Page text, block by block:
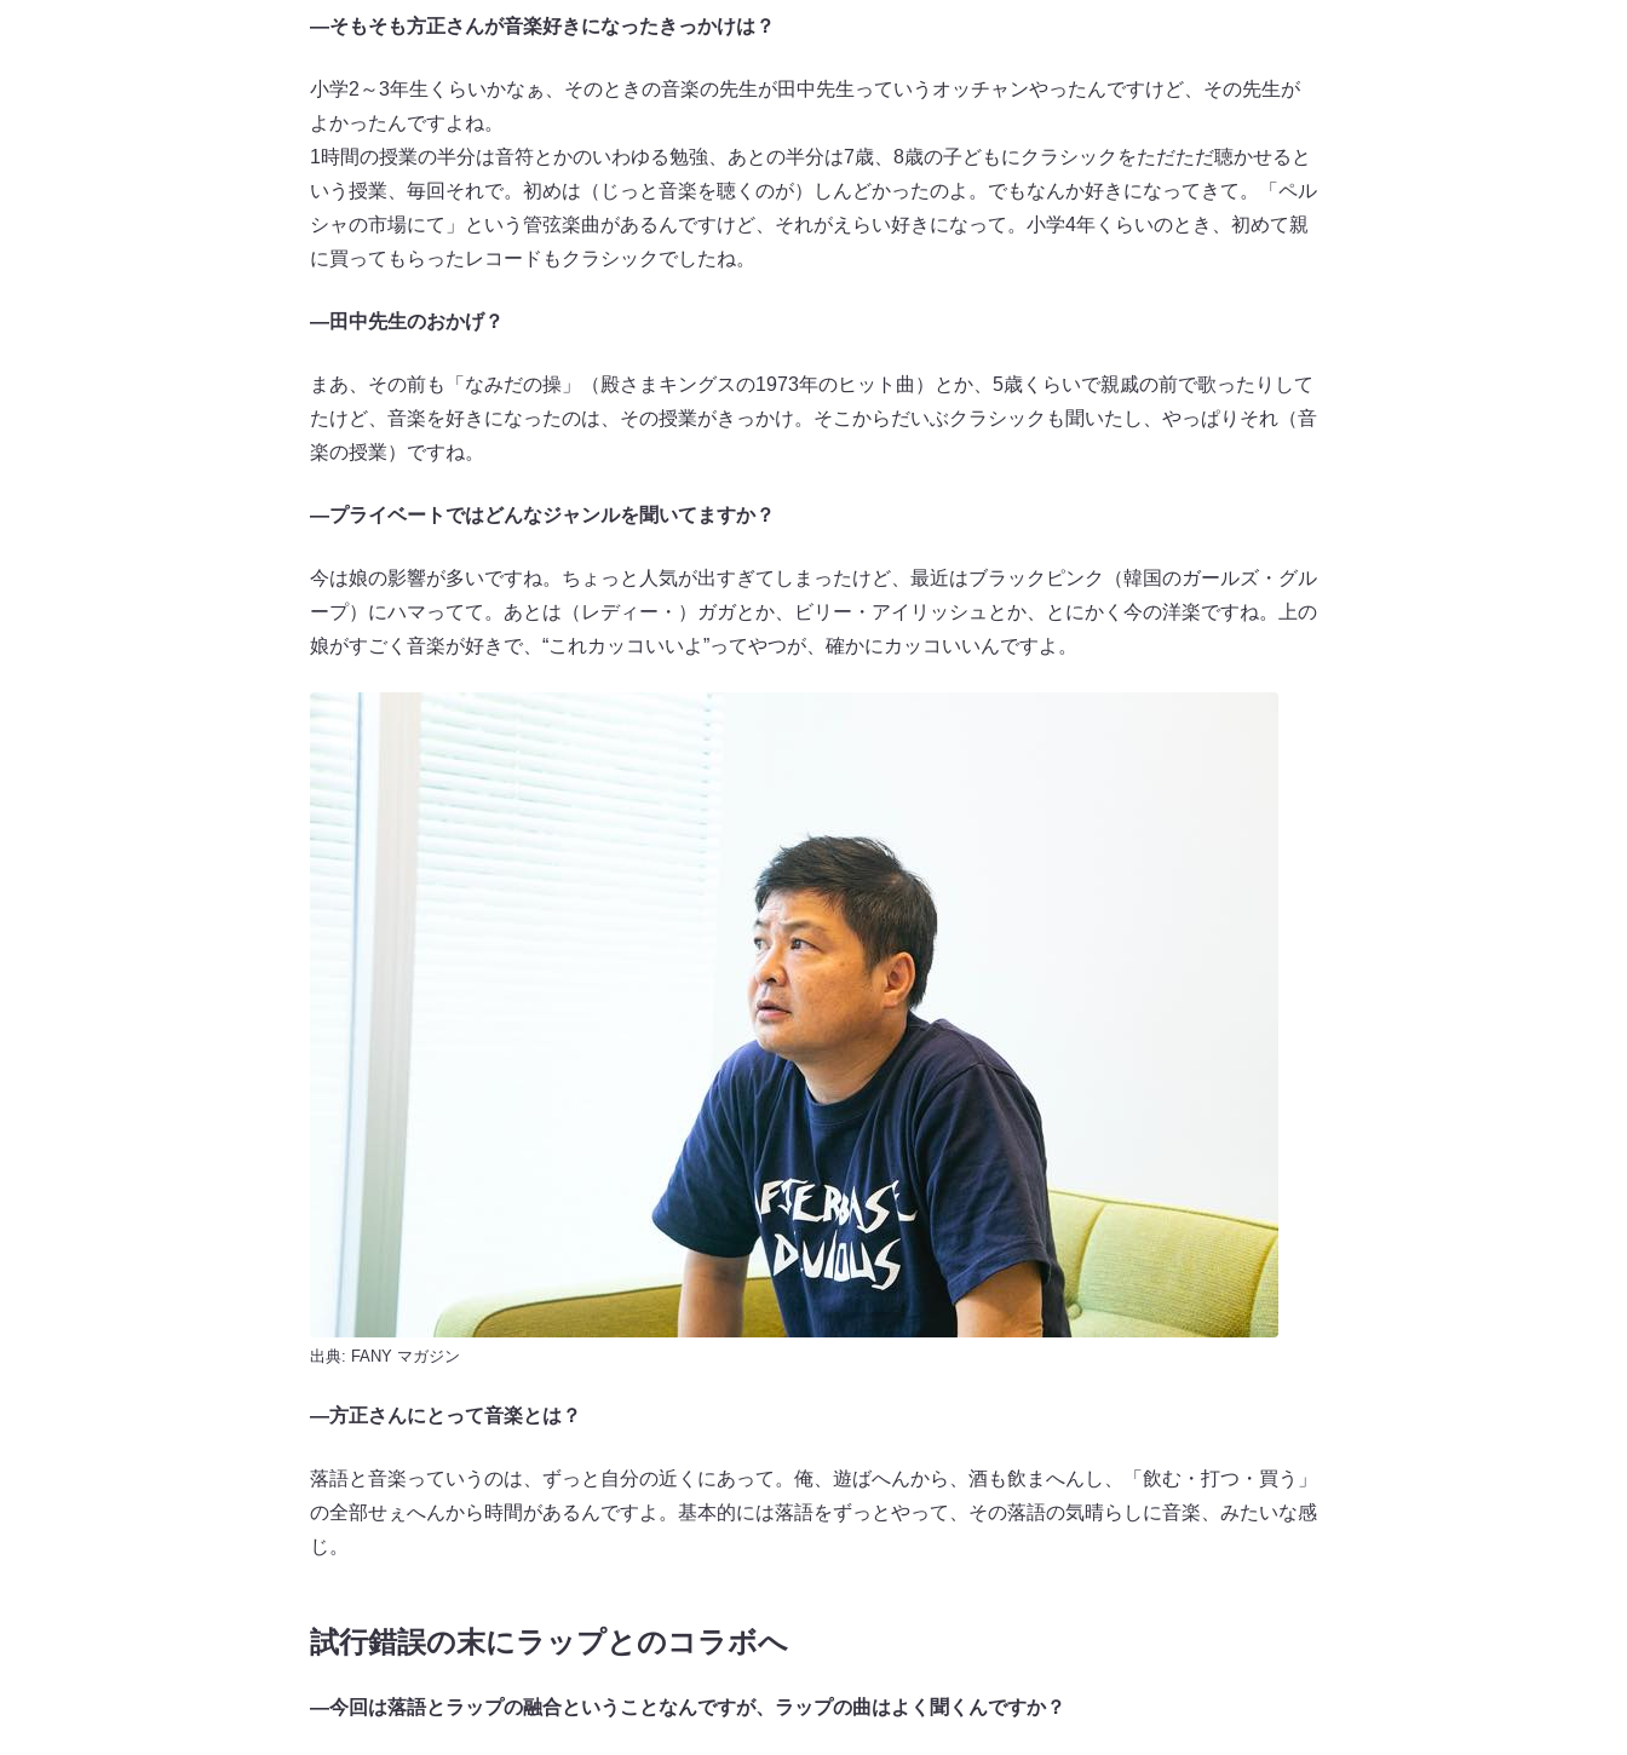
—そもそも方正さんが音楽好きになったきっかけは？
小学2～3年生くらいかなぁ、そのときの音楽の先生が田中先生っていうオッチャンやったんですけど、その先生が
よかったんですよね。
1時間の授業の半分は音符とかのいわゆる勉強、あとの半分は7歳、8歳の子どもにクラシックをただただ聴かせると
いう授業、毎回それで。初めは（じっと音楽を聴くのが）しんどかったのよ。でもなんか好きになってきて。「ペル
シャの市場にて」という管弦楽曲があるんですけど、それがえらい好きになって。小学4年くらいのとき、初めて親
に買ってもらったレコードもクラシックでしたね。
—田中先生のおかげ？
まあ、その前も「なみだの操」（殿さまキングスの1973年のヒット曲）とか、5歳くらいで親戚の前で歌ったりして
たけど、音楽を好きになったのは、その授業がきっかけ。そこからだいぶクラシックも聞いたし、やっぱりそれ（音
楽の授業）ですね。
—プライベートではどんなジャンルを聞いてますか？
今は娘の影響が多いですね。ちょっと人気が出すぎてしまったけど、最近はブラックピンク（韓国のガールズ・グル
ープ）にハマってて。あとは（レディー・）ガガとか、ビリー・アイリッシュとか、とにかく今の洋楽ですね。上の
娘がすごく音楽が好きで、“これカッコいいよ”ってやつが、確かにカッコいいんですよ。
出典: FANY マガジン
—方正さんにとって音楽とは？
落語と音楽っていうのは、ずっと自分の近くにあって。俺、遊ばへんから、酒も飲まへんし、「飲む・打つ・買う」
の全部せぇへんから時間があるんですよ。基本的には落語をずっとやって、その落語の気晴らしに音楽、みたいな感
じ。
試行錯誤の末にラップとのコラボへ
—今回は落語とラップの融合ということなんですが、ラップの曲はよく聞くんですか？